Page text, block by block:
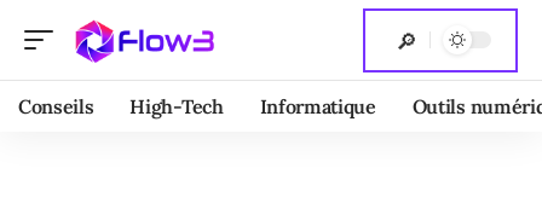
Conseils High-Tech Informatique Outils